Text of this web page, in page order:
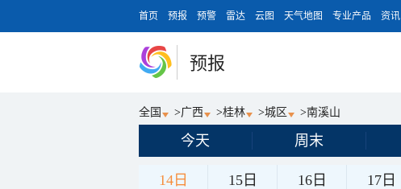
首页 预报 预警 雷达 云图 天气地图 专业产品 资讯
预报
全国 >广西 >桂林 >城区 >南溪山
今天 周末
14日 15日 16日 17日